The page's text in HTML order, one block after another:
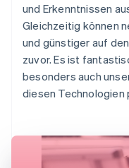
und Erkenntnissen
Gleichzeitig können
und günstiger auf
zuvor. Es ist
besonders auch
diesen Technologien